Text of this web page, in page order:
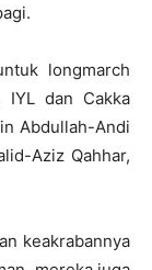
longmarch
IYL dan Cakka
Abdullah-Andi
Aziz Qahhar,
keakrabannya